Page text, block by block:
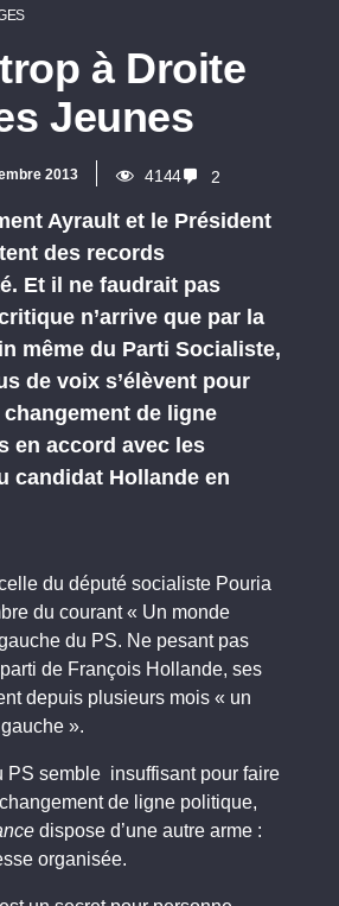
à Droite
Jeunes
2013 4144 2
Ayrault et le Président
des records
Et il ne faudrait pas
n’arrive que par la
même du Parti Socialiste,
de voix s’élèvent pour
de ligne
en accord avec les
candidat Hollande en
du député socialiste Pouria
du courant « Un monde
du PS. Ne pesant pas
de François Hollande, ses
depuis plusieurs mois « un
».
PS semble insuffisant pour faire
de ligne politique,
dispose d’une autre arme :
organisée.